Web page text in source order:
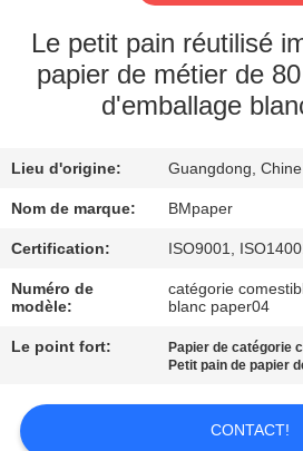
VISITE
D'USINE
DE
QUALITÉ
CONTACTEZ-
NOUS
Le petit pain réutilisé
papier de métier de
d'emballage
Lieu d'origine: Guangdong, Chine
Nom de marque: BMpaper
Certification: ISO9001,
Numéro de
modèle:
catégorie
blanc paper04
Le point fort: Papier de catégorie
Petit pain de papier
CONTACT!